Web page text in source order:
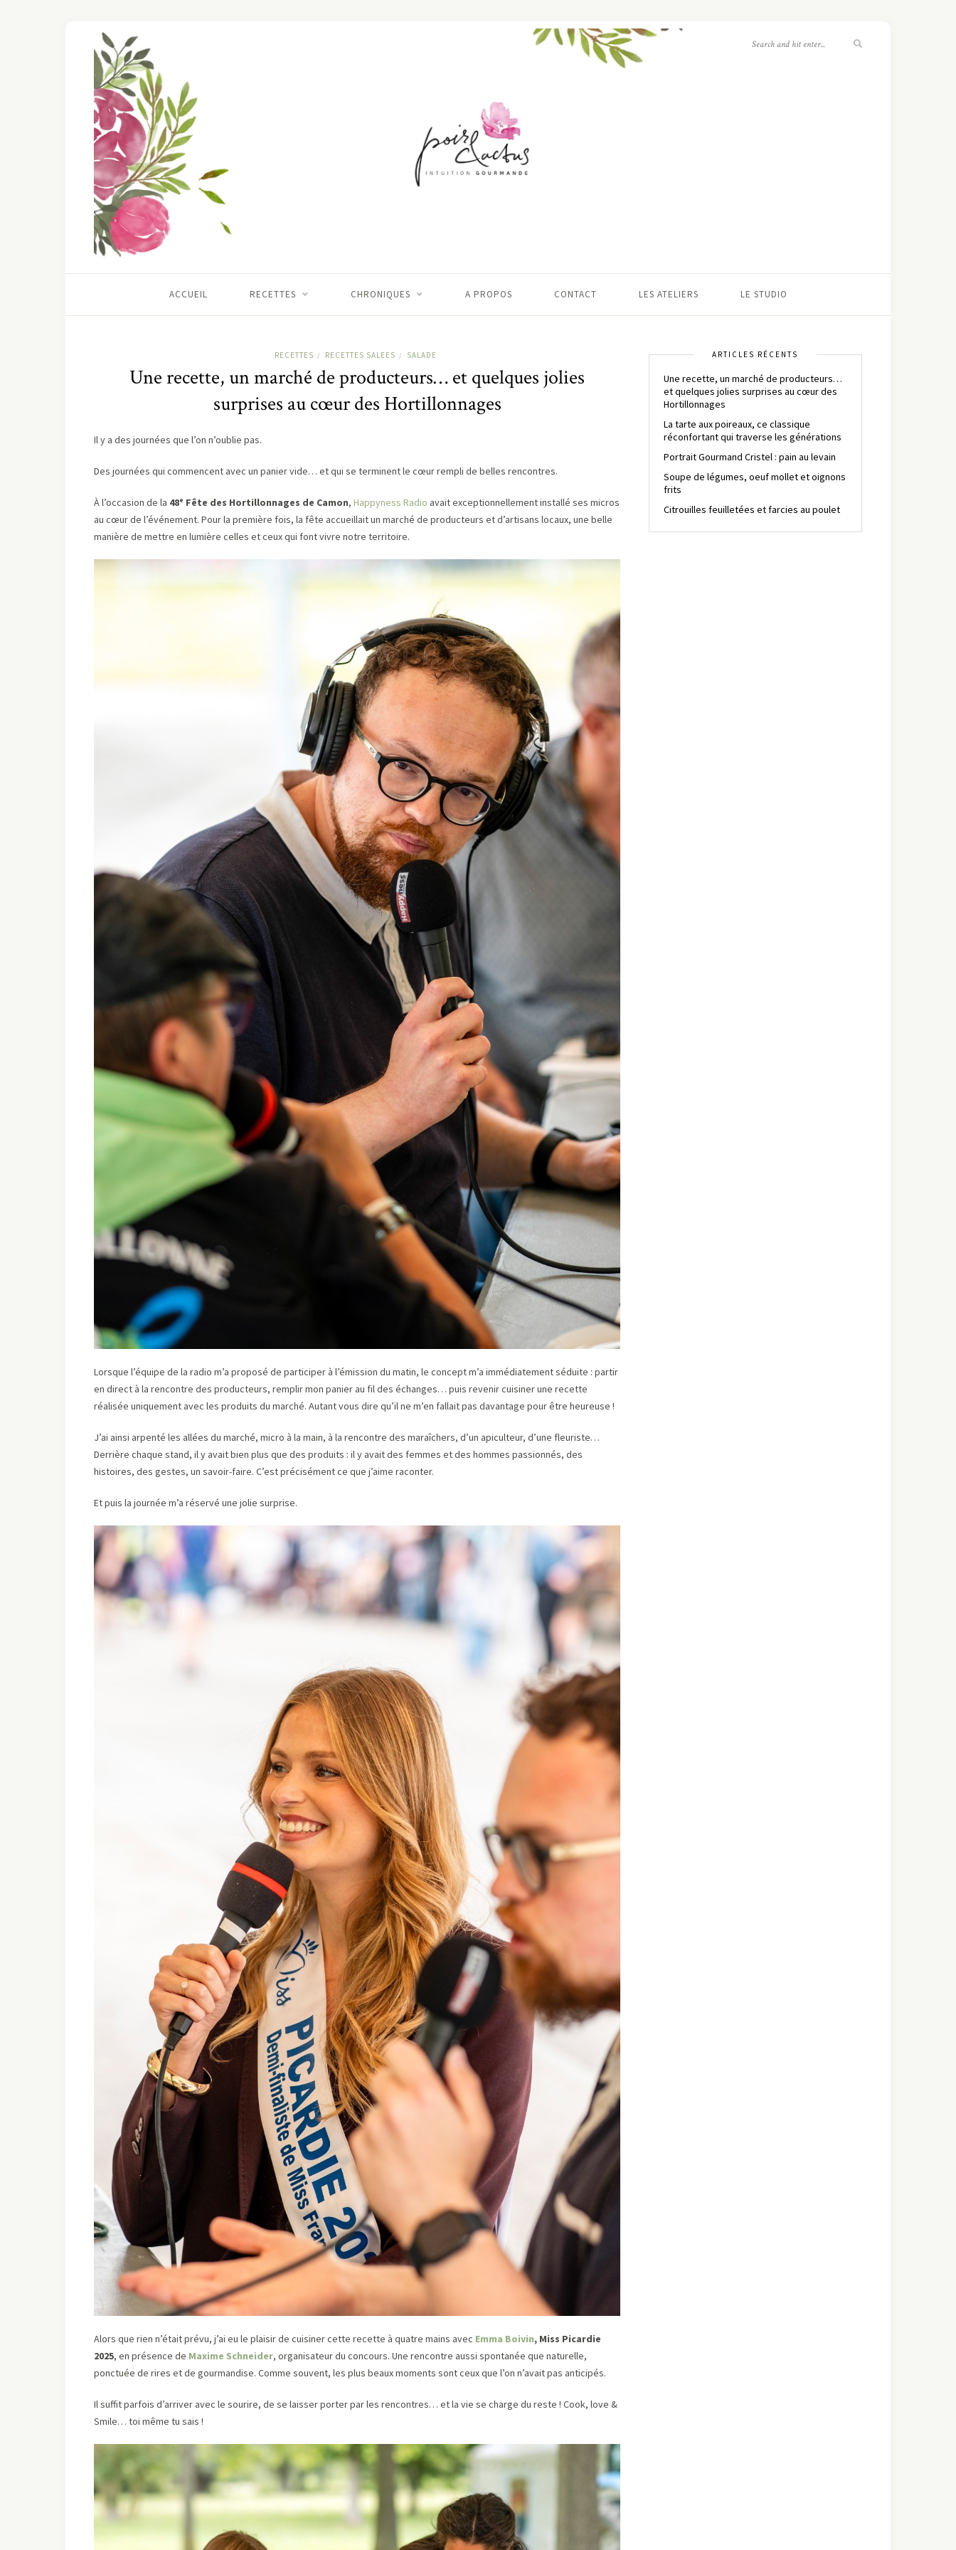
ACCUEIL RECETTES CHRONIQUES A PROPOS CONTACT LES ATELIERS LE STUDIO
RECETTES / RECETTES SALEES / SALADE
Une recette, un marché de producteurs… et quelques jolies
surprises au cœur des Hortillonnages
Il y a des journées que l’on n’oublie pas.
Des journées qui commencent avec un panier vide… et qui se terminent le cœur rempli de belles rencontres.
À l’occasion de la 48ᵉ Fête des Hortillonnages de Camon, Happyness Radio avait exceptionnellement installé ses micros
au cœur de l’événement. Pour la première fois, la fête accueillait un marché de producteurs et d’artisans locaux, une belle
manière de mettre en lumière celles et ceux qui font vivre notre territoire.
Lorsque l’équipe de la radio m’a proposé de participer à l’émission du matin, le concept m’a immédiatement séduite : partir
en direct à la rencontre des producteurs, remplir mon panier au fil des échanges… puis revenir cuisiner une recette
réalisée uniquement avec les produits du marché. Autant vous dire qu’il ne m’en fallait pas davantage pour être heureuse !
J’ai ainsi arpenté les allées du marché, micro à la main, à la rencontre des maraîchers, d’un apiculteur, d’une fleuriste…
Derrière chaque stand, il y avait bien plus que des produits : il y avait des femmes et des hommes passionnés, des
histoires, des gestes, un savoir-faire. C’est précisément ce que j’aime raconter.
Et puis la journée m’a réservé une jolie surprise.
Alors que rien n’était prévu, j’ai eu le plaisir de cuisiner cette recette à quatre mains avec Emma Boivin, Miss Picardie
2025, en présence de Maxime Schneider, organisateur du concours. Une rencontre aussi spontanée que naturelle,
ponctuée de rires et de gourmandise. Comme souvent, les plus beaux moments sont ceux que l’on n’avait pas anticipés.
Il suffit parfois d’arriver avec le sourire, de se laisser porter par les rencontres… et la vie se charge du reste ! Cook, love &
Smile… toi même tu sais !
ARTICLES RÉCENTS
Une recette, un marché de producteurs…
et quelques jolies surprises au cœur des
Hortillonnages
La tarte aux poireaux, ce classique
réconfortant qui traverse les générations
Portrait Gourmand Cristel : pain au levain
Soupe de légumes, oeuf mollet et oignons
frits
Citrouilles feuilletées et farcies au poulet